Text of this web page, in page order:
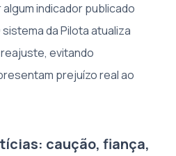
indicador publicado
sistema da Pilota atualiza
evitando
prejuízo real ao
caução, fiança,